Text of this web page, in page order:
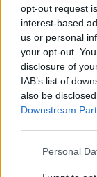
opt-out request
interest-based
us or personal
your opt-out.
disclosure of
IAB’s list of
also be
Downstream
Personal